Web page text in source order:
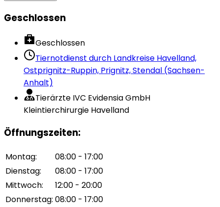
Geschlossen
Geschlossen
Tiernotdienst durch Landkreise Havelland,
Ostprignitz-Ruppin, Prignitz, Stendal (Sachsen-
Anhalt)
Tierärzte IVC Evidensia GmbH
Kleintierchirurgie Havelland
Öffnungszeiten:
Montag:
08:00 - 17:00
Dienstag:
08:00 - 17:00
Mittwoch:
12:00 - 20:00
Donnerstag: 08:00 - 17:00